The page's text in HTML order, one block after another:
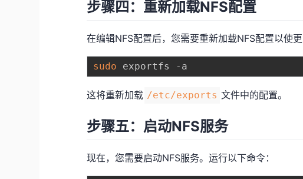
步骤四：重新加载NFS配置
在编辑NFS配置后，您需要重新加载NFS配置以使
sudo
这将重新加载 /etc/exports 文件中的配置。
步骤五：启动NFS服务
现在，您需要启动NFS服务。运行以下命令：